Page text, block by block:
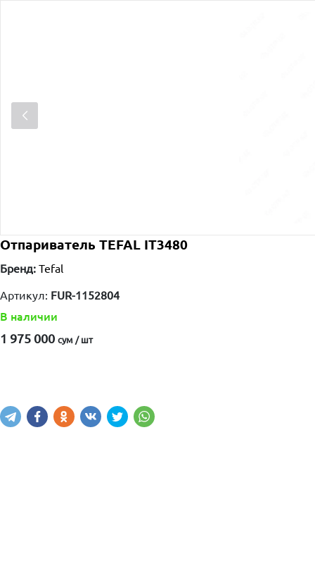
Отпариватель TEFAL IT3480
Бренд: Tefal
Артикул: FUR-1152804
В наличии
1 975 000 сум / шт